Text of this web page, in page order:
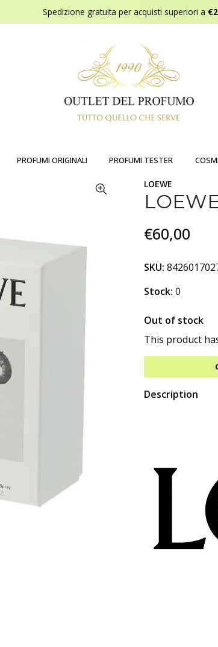
Spedizione gratuita per acquisti superiori a
PROFUMI ORIGINALI PROFUMI TESTER
LOEWE
€60,00
SKU:
Stock: 0
Out of stock
This product
Description